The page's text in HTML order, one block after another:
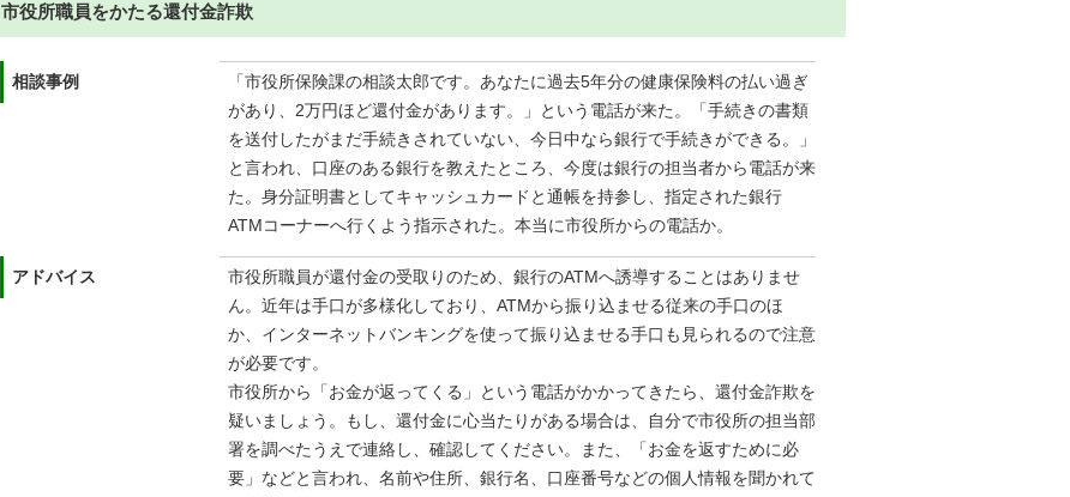
市役所職員をかたる還付金詐欺
相談事例
「市役所保険課の相談太郎です。あなたに過去5年分の健康保険料の払い過ぎ
があり、2万円ほど還付金があります。」という電話が来た。「手続きの書類
を送付したがまだ手続きされていない、今日中なら銀行で手続きができる。」
と言われ、口座のある銀行を教えたところ、今度は銀行の担当者から電話が来
た。身分証明書としてキャッシュカードと通帳を持参し、指定された銀行
ATMコーナーへ行くよう指示された。本当に市役所からの電話か。
アドバイス
市役所職員が還付金の受取りのため、銀行のATMへ誘導することはありませ
ん。近年は手口が多様化しており、ATMから振り込ませる従来の手口のほ
か、インターネットバンキングを使って振り込ませる手口も見られるので注意
が必要です。
市役所から「お金が返ってくる」という電話がかかってきたら、還付金詐欺を
疑いましょう。もし、還付金に心当たりがある場合は、自分で市役所の担当部
署を調べたうえで連絡し、確認してください。また、「お金を返すために必
要」などと言われ、名前や住所、銀行名、口座番号などの個人情報を聞かれて